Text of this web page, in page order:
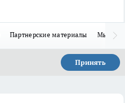
Партнерские материалы Мы в
Принять